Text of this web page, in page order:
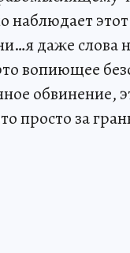
наблюдает
даже слова
вопиющее
обвинение,
просто за